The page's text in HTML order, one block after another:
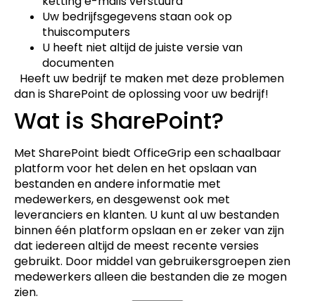
Uw bedrijfsgegevens staan ook op
thuiscomputers
U heeft niet altijd de juiste versie van
documenten
Heeft uw bedrijf te maken met deze problemen
dan is SharePoint de oplossing voor uw bedrijf!
Wat is SharePoint?
Met SharePoint biedt OfficeGrip een schaalbaar
platform voor het delen en het opslaan van
bestanden en andere informatie met
medewerkers, en desgewenst ook met
leveranciers en klanten. U kunt al uw bestanden
binnen één platform opslaan en er zeker van zijn
dat iedereen altijd de meest recente versies
gebruikt. Door middel van gebruikersgroepen zien
medewerkers alleen die bestanden die ze mogen
zien.